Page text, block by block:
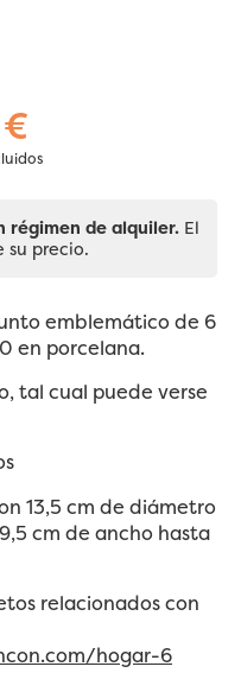
régimen de alquiler. El
su precio.
emblemático de 6
en porcelana.
tal cual puede verse
13,5 cm de diámetro
cm de ancho hasta
relacionados con
hogar-6